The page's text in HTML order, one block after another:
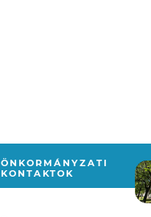
ÖNKORMÁNYZATI
KONTAKTOK